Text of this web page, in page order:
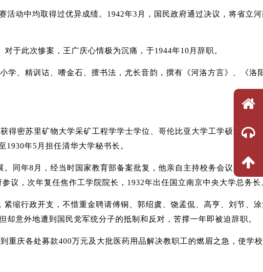
动中均取得过优异成绩。1942年3月，国民政府通过决议，将省立
于此次惨案，王广庆心情极为沉痛，于1944年10月辞职。
学、精训诂、嗜金石、擅书法，尤长音韵，撰有《河洛方言》、《洛
得密苏里矿物大学采矿工程学学士学位、哥伦比亚大学工学硕士学位
年5月担任清华大学秘书长。
同年8月，经当时国家教育部备案批复，他亲自主持校务会议，宣布
议，次年复任焦作工学院院长，1932年出任国立南京中央大学总务长
缩行政开支，不惜重金聘请傅铜、郭绍虞、饶孟侃、高亨、刘节、
意外地遭到国民党军统分子的抵制和反对，苦撑一年即被迫辞职。
重庆各处募款400万元及大批医药用品解决教职工的燃眉之急，使学